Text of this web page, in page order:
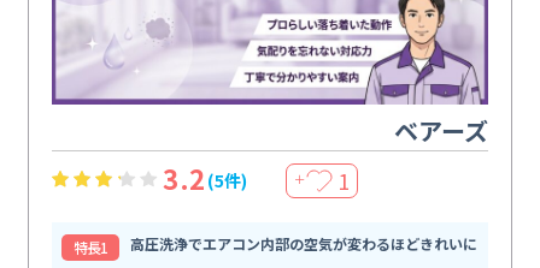
ベアーズ
3.2 (5件) ＋ 1
特⻑1
高圧洗浄でエアコン内部の空気が変わるほどきれいに